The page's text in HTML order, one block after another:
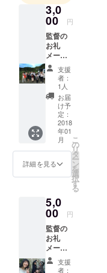
3,0
00 円
監督の
お礼
メール
監督、
好きな
主演女
優俳優
のサイ
支援
者：
1人
お届
け予
定：
2018
年01
月
詳細を見る
こ
の
リ
タ
ー
ン
を
選
択
す
る
5,0
00 円
監督の
お礼
メール
監督、
好きな
支援
者：